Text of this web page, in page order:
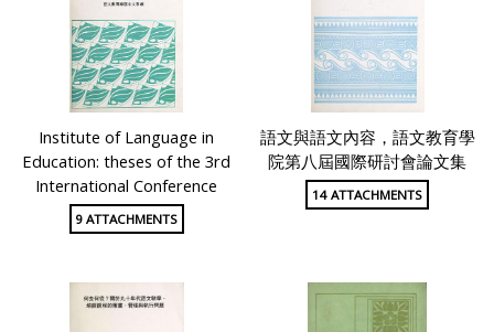
Institute of Language in
Education: theses of the 3rd
International Conference
9 ATTACHMENTS
語文與語文內容，語文教育學
院第八屆國際研討會論文集
14 ATTACHMENTS